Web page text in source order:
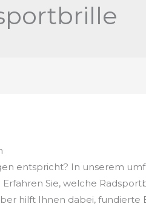
entspricht? In unserem
Sie, welche
hilft Ihnen dabei,